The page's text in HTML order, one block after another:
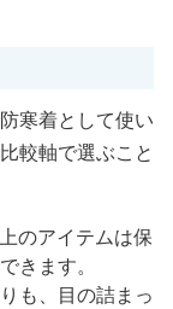
寒着として使い
較軸で選ぶこと
のアイテムは保
きます。
も、目の詰まっ